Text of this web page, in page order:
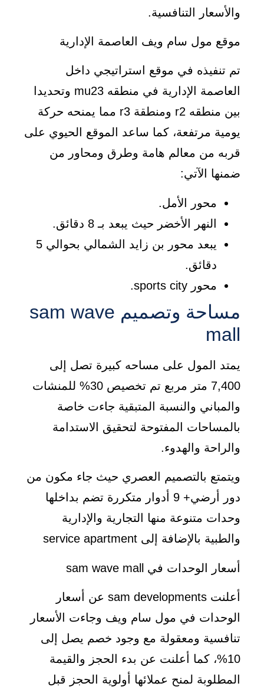
والأسعار التنافسية.
موقع مول سام ويف العاصمة الإدارية
تم تنفيذه في موقع استراتيجي داخل
العاصمة الإدارية في منطقه mu23 وتحديدا
بين منطقه r2 ومنطقة r3 مما يمنحه حركة
يومية مرتفعة، كما ساعد الموقع الحيوي على
قربه من معالم هامة وطرق ومحاور من
ضمنها الآتي:
محور الأمل.
النهر الأخضر حيث يبعد بـ 8 دقائق.
يبعد محور بن زايد الشمالي بحوالي 5
دقائق.
محور sports city.
مساحة وتصميم sam wave
mall
يمتد المول على مساحه كبيرة تصل إلى
7,400 متر مربع تم تخصيص 30% للمنشات
والمباني والنسبة المتبقية جاءت خاصة
بالمساحات المفتوحة لتحقيق الاستدامة
والراحة والهدوء.
ويتمتع بالتصميم العصري حيث جاء مكون من
دور أرضي+ 9 أدوار متكررة تضم بداخلها
وحدات متنوعة منها التجارية والإدارية
والطبية بالإضافة إلى service apartment
أسعار الوحدات في sam wave mall
أعلنت sam developments عن أسعار
الوحدات في مول سام ويف وجاءت الأسعار
تنافسية ومعقولة مع وجود خصم يصل إلى
10%، كما أعلنت عن بدء الحجز والقيمة
المطلوبة لمنح عملائها أولوية الحجز قبل